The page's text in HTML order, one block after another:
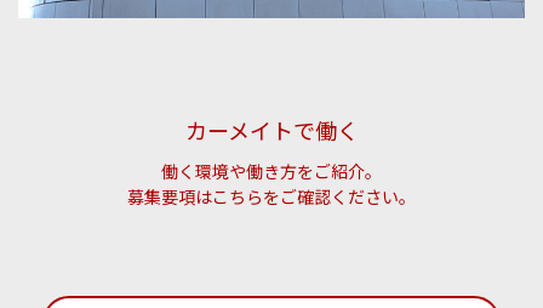
カーメイトで働く
働く環境や働き方をご紹介。
募集要項はこちらをご確認ください。